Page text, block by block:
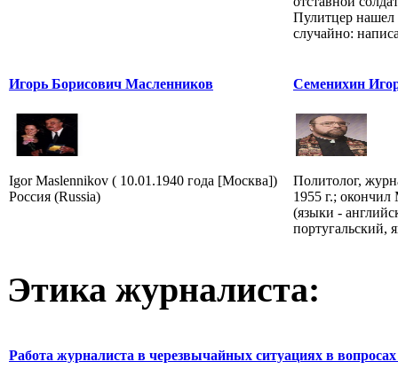
Пулитцер нашел
случайно:
Игорь Борисович Масленников
Igor Maslennikov ( 10.01.1940 года [Москва])
Россия (Russia)
Семенихин
Политолог,
1955 г.;
(языки -
португальский,
Этика журналиста:
Работа журналиста в черезвычайных ситуациях в вопросах